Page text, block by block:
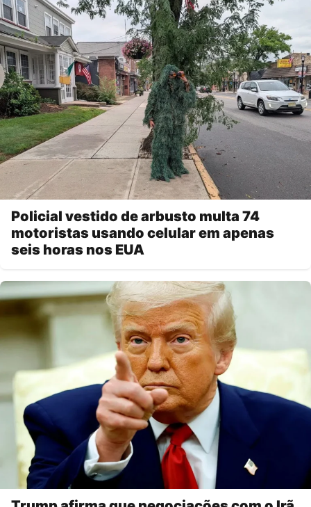
Policial vestido de arbusto multa 74
motoristas usando celular em apenas
seis horas nos EUA